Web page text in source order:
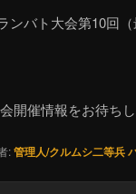
バト大会第10回
開催情報をお待ちし
:管理人/クルムシ二等兵